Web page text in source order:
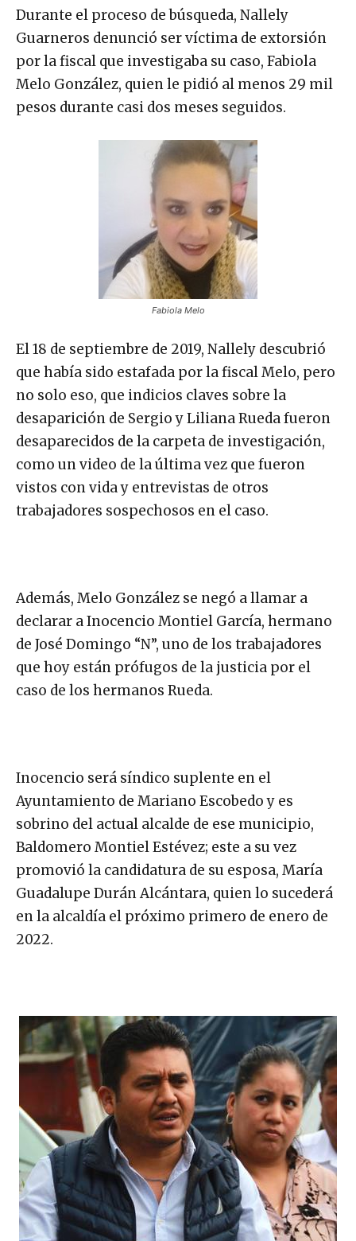
Durante el proceso de búsqueda, Nallely
Guarneros denunció ser víctima de extorsión
por la fiscal que investigaba su caso, Fabiola
Melo González, quien le pidió al menos 29 mil
pesos durante casi dos meses seguidos.
Fabiola Melo
El 18 de septiembre de 2019, Nallely descubrió
que había sido estafada por la fiscal Melo, pero
no solo eso, que indicios claves sobre la
desaparición de Sergio y Liliana Rueda fueron
desaparecidos de la carpeta de investigación,
como un video de la última vez que fueron
vistos con vida y entrevistas de otros
trabajadores sospechosos en el caso.
Además, Melo González se negó a llamar a
declarar a Inocencio Montiel García, hermano
de José Domingo “N”, uno de los trabajadores
que hoy están prófugos de la justicia por el
caso de los hermanos Rueda.
Inocencio será síndico suplente en el
Ayuntamiento de Mariano Escobedo y es
sobrino del actual alcalde de ese municipio,
Baldomero Montiel Estévez; este a su vez
promovió la candidatura de su esposa, María
Guadalupe Durán Alcántara, quien lo sucederá
en la alcaldía el próximo primero de enero de
2022.